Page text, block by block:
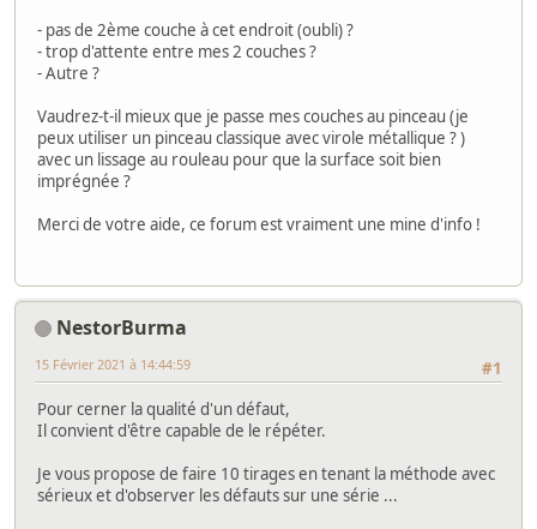
- pas de 2ème couche à cet endroit (oubli) ?
- trop d'attente entre mes 2 couches ?
- Autre ?
Vaudrez-t-il mieux que je passe mes couches au pinceau (je
peux utiliser un pinceau classique avec virole métallique ? )
avec un lissage au rouleau pour que la surface soit bien
imprégnée ?
Merci de votre aide, ce forum est vraiment une mine d'info !
NestorBurma
#1
15 Février 2021 à 14:44:59
Pour cerner la qualité d'un défaut,
Il convient d'être capable de le répéter.
Je vous propose de faire 10 tirages en tenant la méthode avec
sérieux et d'observer les défauts sur une série ...